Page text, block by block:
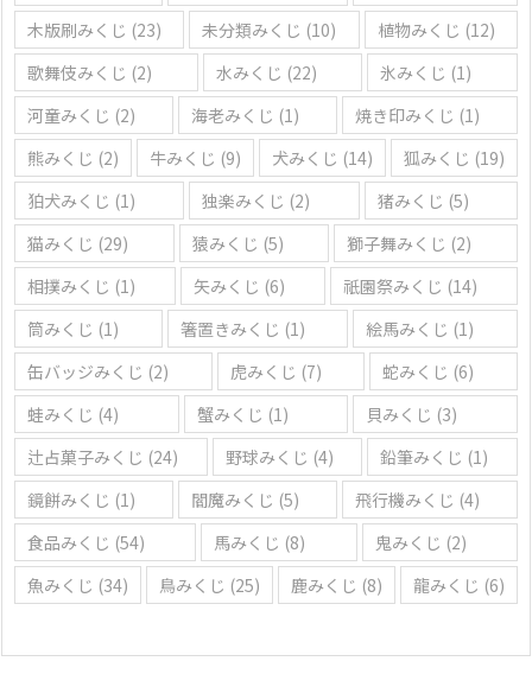
木版刷みくじ (23) 未分類みくじ (10) 植物みくじ (12)
歌舞伎みくじ (2) 水みくじ (22) 氷みくじ (1)
河童みくじ (2) 海老みくじ (1) 焼き印みくじ (1)
熊みくじ (2) 牛みくじ (9) 犬みくじ (14) 狐みくじ (19)
狛犬みくじ (1) 独楽みくじ (2) 猪みくじ (5)
猫みくじ (29) 猿みくじ (5) 獅子舞みくじ (2)
相撲みくじ (1) 矢みくじ (6) 祇園祭みくじ (14)
筒みくじ (1) 箸置きみくじ (1) 絵馬みくじ (1)
缶バッジみくじ (2) 虎みくじ (7) 蛇みくじ (6)
蛙みくじ (4) 蟹みくじ (1) 貝みくじ (3)
辻占菓子みくじ (24) 野球みくじ (4) 鉛筆みくじ (1)
鏡餅みくじ (1) 閻魔みくじ (5) 飛行機みくじ (4)
食品みくじ (54) 馬みくじ (8) 鬼みくじ (2)
魚みくじ (34) 鳥みくじ (25) 鹿みくじ (8) 龍みくじ (6)